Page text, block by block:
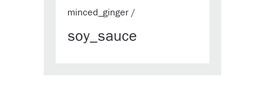
minced_ginger/
soy_sauce